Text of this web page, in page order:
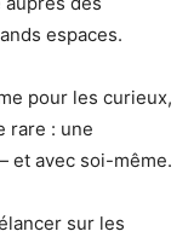
espaces.
pour les curieux,
rare : une
et avec soi-même.
sur les